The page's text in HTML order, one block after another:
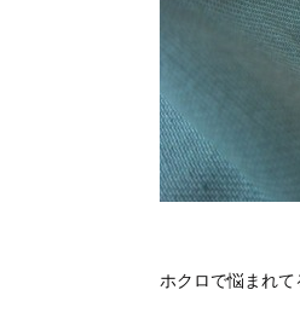
ホクロで悩まれ